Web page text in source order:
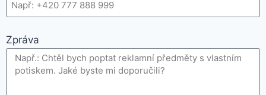
Zpráva